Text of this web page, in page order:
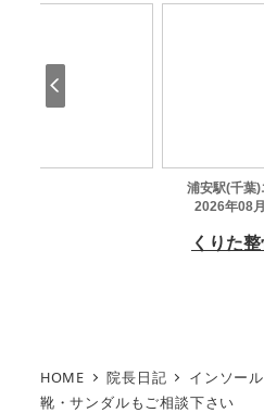
HOME 院長日記 インソール
靴・サンダルもご相談下さい